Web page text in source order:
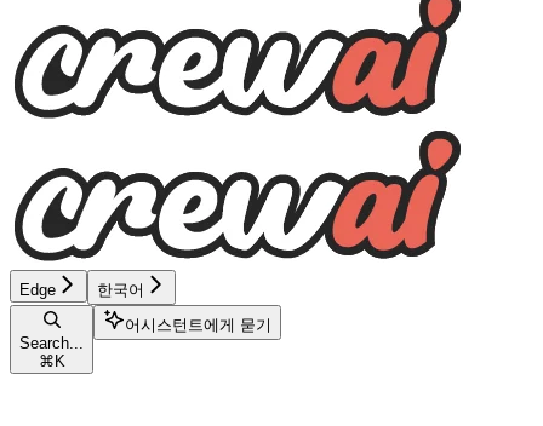
Edge 한국어
Search...
⌘ K
어시스턴트에게 묻기